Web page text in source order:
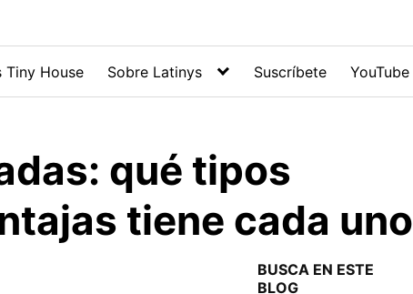
Tiny House Sobre Latinys Suscríbete YouTube
qué tipos
tiene cada uno
BUSCA EN ESTE
BLOG